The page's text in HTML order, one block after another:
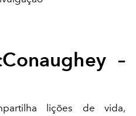
–
lições de vida,